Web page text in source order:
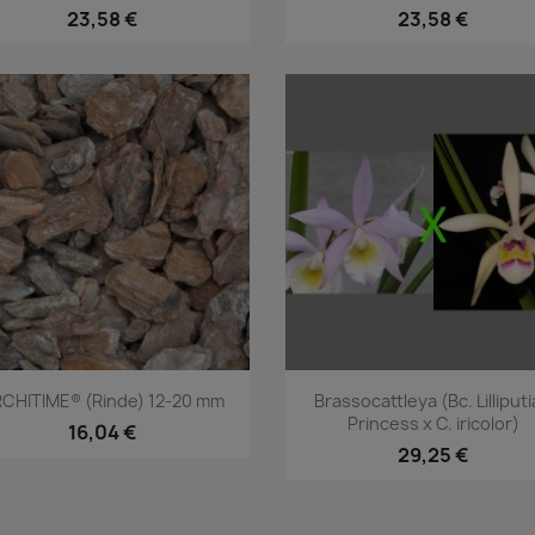
23,58 € 23,58 €
Vorschau
(Rinde) 12-20 mm
16,04 €
Vorschau
Brassocattleya (Bc.
Princess x C. iricolor)
29,25 €